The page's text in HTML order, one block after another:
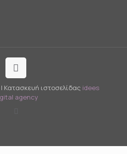
Κατασκευή ιστοσελίδας idees
agency